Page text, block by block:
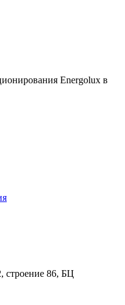
Energolux в
строение 86, БЦ